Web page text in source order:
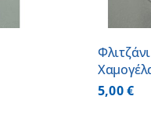
5,00€